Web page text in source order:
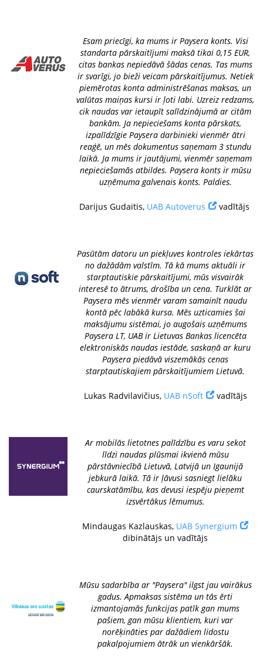
Esam priecīgi, ka mums ir Paysera konts. Visi
standarta pārskaitījumi maksā tikai 0,15 EUR,
citas bankas nepiedāvā šādas cenas. Tas mums
ir svarīgi, jo bieži veicam pārskaitījumus. Netiek
piemērotas konta administrēšanas maksas, un
valūtas maiņas kursi ir ļoti labi. Uzreiz redzams,
cik naudas var ietaupīt salīdzinājumā ar citām
bankām. Ja nepieciešams konta pārskats,
izpalīdzīgie Paysera darbinieki vienmēr ātri
reaģē, un mēs dokumentus saņemam 3 stundu
laikā. Ja mums ir jautājumi, vienmēr saņemam
nepieciešamās atbildes. Paysera konts ir mūsu
uzņēmuma galvenais konts. Paldies.
Darijus Gudaitis, UAB Autoverus vadītājs
Pasūtām datoru un piekļuves kontroles iekārtas
no dažādām valstīm. Tā kā mums aktuāli ir
starptautiskie pārskaitījumi, mūs visvairāk
interesē to ātrums, drošība un cena. Turklāt ar
Paysera mēs vienmēr varam samainīt naudu
kontā pēc labākā kursa. Mēs uzticamies šai
maksājumu sistēmai, jo augošais uzņēmums
Paysera LT, UAB ir Lietuvas Bankas licencēta
elektroniskās naudas iestāde, saskaņā ar kuru
Paysera piedāvā viszemākās cenas
starptautiskajiem pārskaitījumiem Lietuvā.
Lukas Radvilavičius, UAB nSoft vadītājs
Ar mobilās lietotnes palīdzību es varu sekot
līdzi naudas plūsmai ikvienā mūsu
pārstāvniecībā Lietuvā, Latvijā un Igaunijā
jebkurā laikā. Tā ir ļāvusi sasniegt lielāku
caurskatāmību, kas devusi iespēju pieņemt
izsvērtākus lēmumus.
Mindaugas Kazlauskas, UAB Synergium
dibinātājs un vadītājs
Mūsu sadarbība ar "Paysera" ilgst jau vairākus
gadus. Apmaksas sistēma un tās ērti
izmantojamās funkcijas patīk gan mums
pašiem, gan mūsu klientiem, kuri var
norēķināties par dažādiem lidostu
pakalpojumiem ātrāk un vienkāršāk.